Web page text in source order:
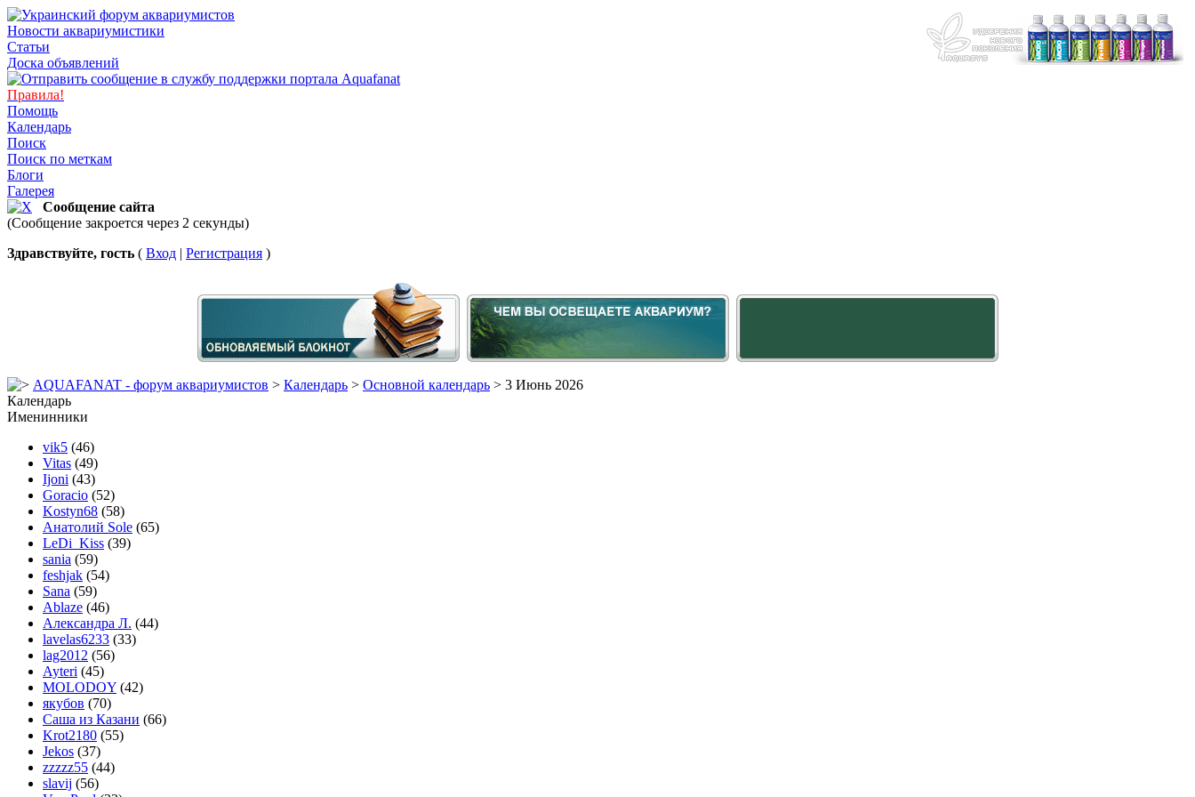
Новости аквариумистики
Статьи
Доска объявлений
Правила!
Помощь
Календарь
Поиск
Поиск по меткам
Блоги
Галерея
Сообщение сайта
(Сообщение закроется через 2 секунды)
Здравствуйте, гость ( Вход | Регистрация )
AQUAFANAT - форум аквариумистов > Календарь > Основной календарь > 3 Июнь 2026
Календарь
Именинники
vik5 (46)
Vitas (49)
Ijoni (43)
Goracio (52)
Kostyn68 (58)
Анатолий Sole (65)
LeDi_Kiss (39)
sania (59)
feshjak (54)
Sana (59)
Ablaze (46)
Александра Л. (44)
lavelas6233 (33)
lag2012 (56)
Ayteri (45)
MOLODOY (42)
якубов (70)
Саша из Казани (66)
Krot2180 (55)
Jekos (37)
zzzzz55 (44)
slavij (56)